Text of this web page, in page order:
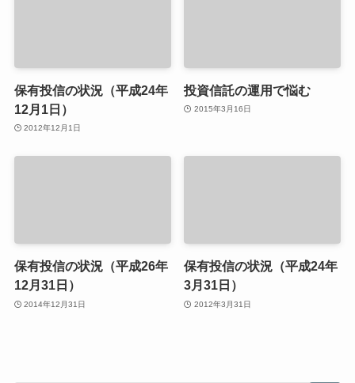
保有投信の状況（平成24年
12月1日）
2012年12月1日
投資信託の運用で悩む
2015年3月16日
保有投信の状況（平成26年
12月31日）
2014年12月31日
保有投信の状況（平成24年
3月31日）
2012年3月31日